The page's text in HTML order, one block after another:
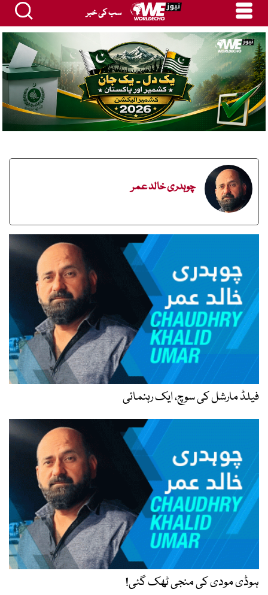
سب کی خبر
چوہدری خالد عمر
فیلڈ مارشل کی سوچ، ایک رہنمائی
ہوڈی مودی کی منجی ٹھک گئی!